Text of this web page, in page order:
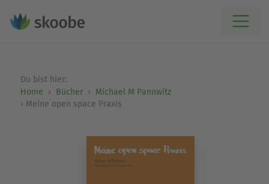
Du bist hier:
Home
Bücher
Michael M Pannwitz
Meine open space Praxis